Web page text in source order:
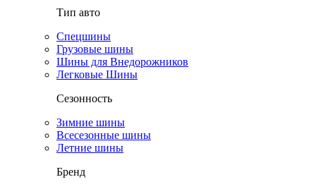
Тип авто
Спецшины
Грузовые шины
Шины для Внедорожников
Легковые Шины
Сезонность
Зимние шины
Всесезонные шины
Летние шины
Бренд